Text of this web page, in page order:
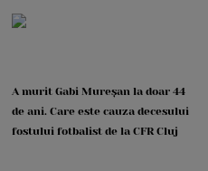
A murit Gabi Mureșan la doar 44
de ani. Care este cauza decesului
fostului fotbalist de la CFR Cluj